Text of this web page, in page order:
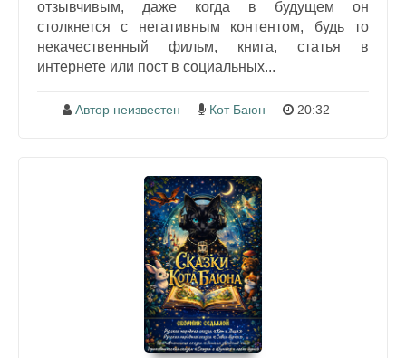
отзывчивым, даже когда в будущем он
столкнется с негативным контентом, будь то
некачественный фильм, книга, статья в
интернете или пост в социальных...
Автор неизвестен Кот Баюн 20:32